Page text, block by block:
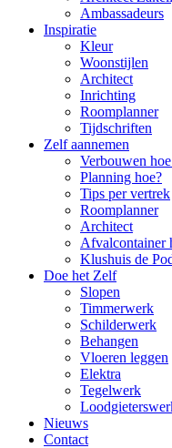
Ambassadeurs
Inspiratie
Kleur
Woonstijlen
Architect
Inrichting
Roomplanner
Tijdschriften
Zelf aannemen
Verbouwen
Planning hoe?
Tips per vertrek
Roomplanner
Architect
Afvalcontainer
Klushuis de
Doe het Zelf
Slopen
Timmerwerk
Schilderwerk
Behangen
Vloeren leggen
Elektra
Tegelwerk
Nieuws
Contact